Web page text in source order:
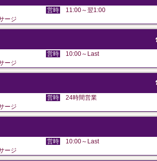
営時 11:00～翌1:00
ージ
営時 10:00～Last
ージ
営時 24時間営業
ージ
営時 10:00～Last
ージ